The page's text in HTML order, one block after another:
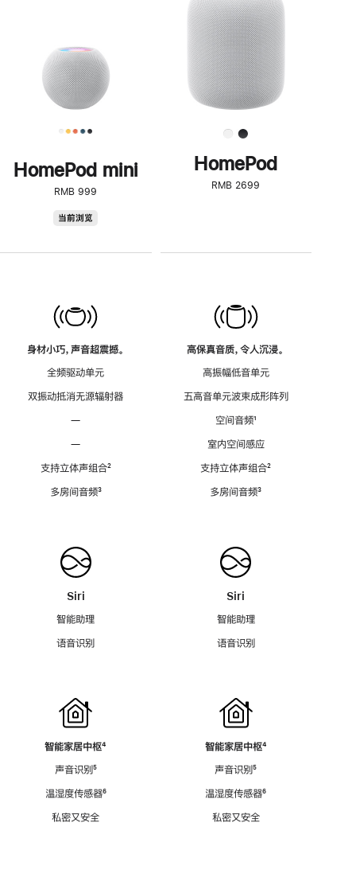
HomePod mini
RMB 999
当前浏览
身材小巧，声音超震撼。
全频驱动单元
双振动抵消无源辐射器
—
—
支持立体声组合脚
²
多房间音频脚
³
Siri
智能助理
语音识别
智能家居中枢脚
⁴
声音识别脚
⁵
温湿度传感器脚
⁶
私密又安全
了
解
HomePod<
HomePod
RMB 2699
高保真音质，令人沉浸。
高振幅低音单元
五高音单元波束成形阵列
空间音频脚
¹
室内空间感应
支持立体声组合脚
²
多房间音频脚
³
Siri
智能助理
语音识别
智能家居中枢脚
⁴
声音识别脚
⁵
温湿度传感器脚
⁶
私密又安全